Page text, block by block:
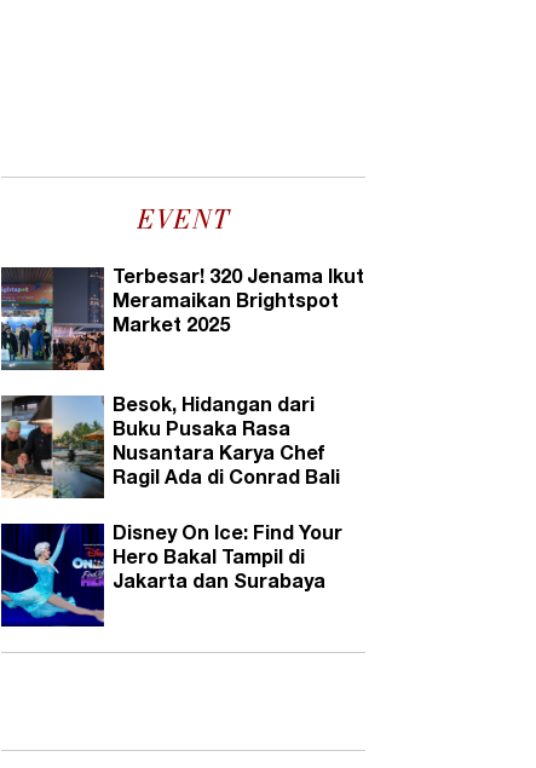
EVENT
Terbesar! 320 Jenama Ikut
Meramaikan Brightspot
Market 2025
Besok, Hidangan dari
Buku Pusaka Rasa
Nusantara Karya Chef
Ragil Ada di Conrad Bali
Disney On Ice: Find Your
Hero Bakal Tampil di
Jakarta dan Surabaya